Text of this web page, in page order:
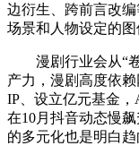
边衍生、跨前言改
场景和人物设定的图
漫剧行业会从“卷
产力，漫剧高度依
IP、设立亿元基金
在10月抖音动态慢
的多元化也是明白